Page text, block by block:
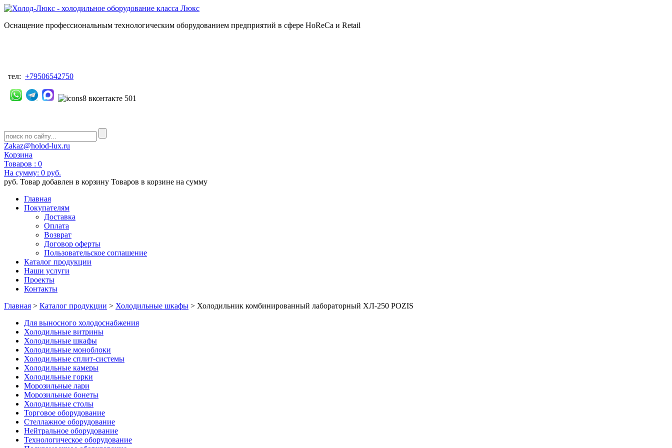
Оснащение профессиональным технологическим оборудованием предприятий в сфере HoReCa и Retail
тел: +79506542750
Zakaz@holod-lux.ru
Корзина
Товаров : 0
На сумму: 0 руб.
руб. Товар добавлен в корзину Товаров в корзине на сумму
Главная
Покупателям
Доставка
Оплата
Возврат
Договор оферты
Пользовательское соглашение
Каталог продукции
Наши услуги
Проекты
Контакты
Главная > Каталог продукции > Холодильные шкафы > Холодильник комбинированный лабораторный ХЛ-250 POZIS
Для выносного холодоснабжения
Холодильные витрины
Холодильные шкафы
Холодильные моноблоки
Холодильные сплит-системы
Холодильные камеры
Холодильные горки
Морозильные лари
Морозильные бонеты
Холодильные столы
Торговое оборудование
Стеллажное оборудование
Нейтральное оборудование
Технологическое оборудование